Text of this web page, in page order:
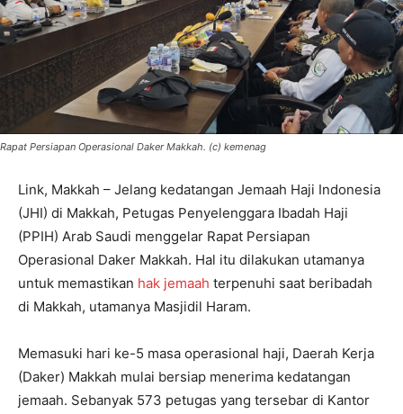
Rapat Persiapan Operasional Daker Makkah. (c) kemenag
Link, Makkah – Jelang kedatangan Jemaah Haji Indonesia
(JHI) di Makkah, Petugas Penyelenggara Ibadah Haji
(PPIH) Arab Saudi menggelar Rapat Persiapan
Operasional Daker Makkah. Hal itu dilakukan utamanya
untuk memastikan hak jemaah terpenuhi saat beribadah
di Makkah, utamanya Masjidil Haram.
Memasuki hari ke-5 masa operasional haji, Daerah Kerja
(Daker) Makkah mulai bersiap menerima kedatangan
jemaah. Sebanyak 573 petugas yang tersebar di Kantor